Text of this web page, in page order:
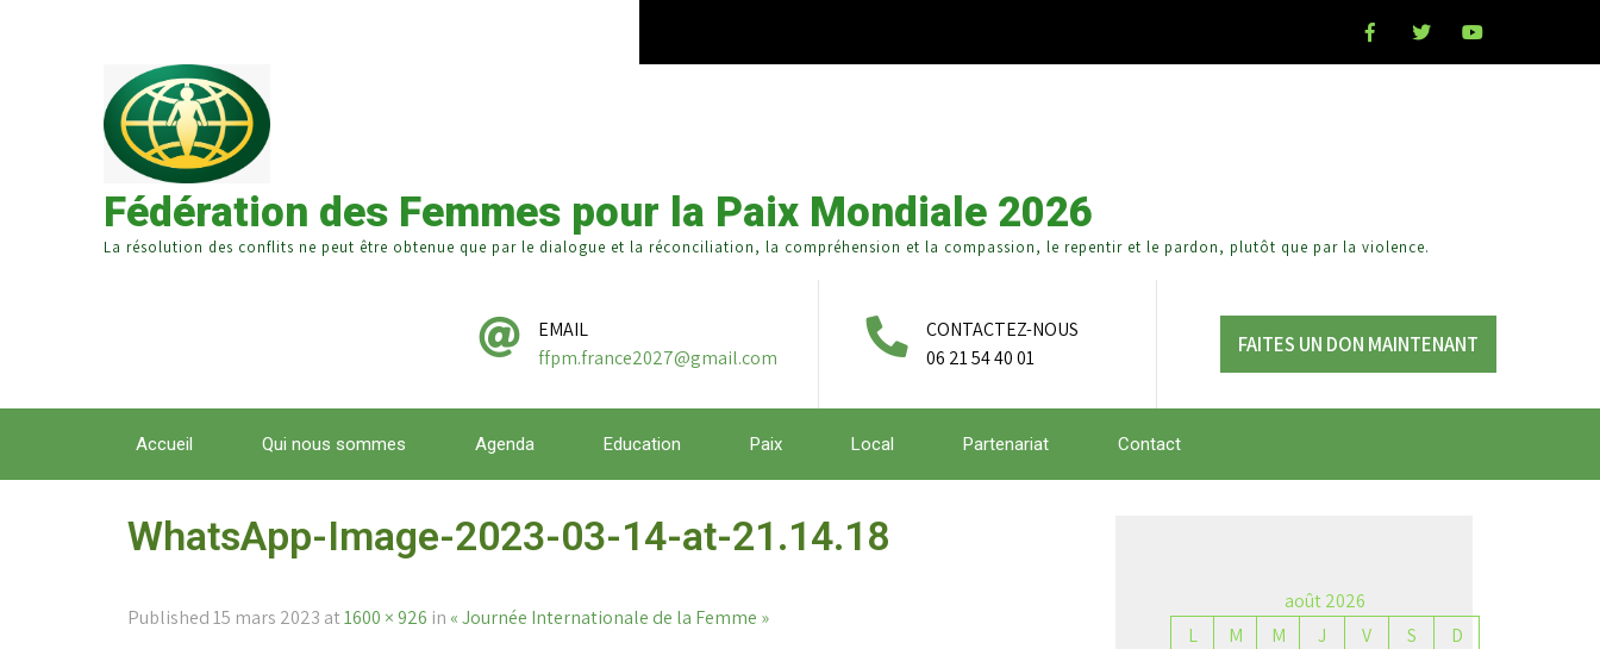
Fédération des Femmes pour la Paix Mondiale 2026
La résolution des conflits ne peut être obtenue que par le dialogue et la réconciliation, la compréhension et la compassion, le repentir et le pardon, plutôt que par la violence.
EMAIL
ffpm.france2027@gmail.com
CONTACTEZ-NOUS
06 21 54 40 01
FAITES UN DON MAINTENANT
Accueil Qui nous sommes Agenda Education Paix Local Partenariat Contact
WhatsApp-Image-2023-03-14-at-21.14.18
Published15 mars 2023 at1600 × 926 in « Journée Internationale de la Femme »
août 2026
L
M M J V S
D